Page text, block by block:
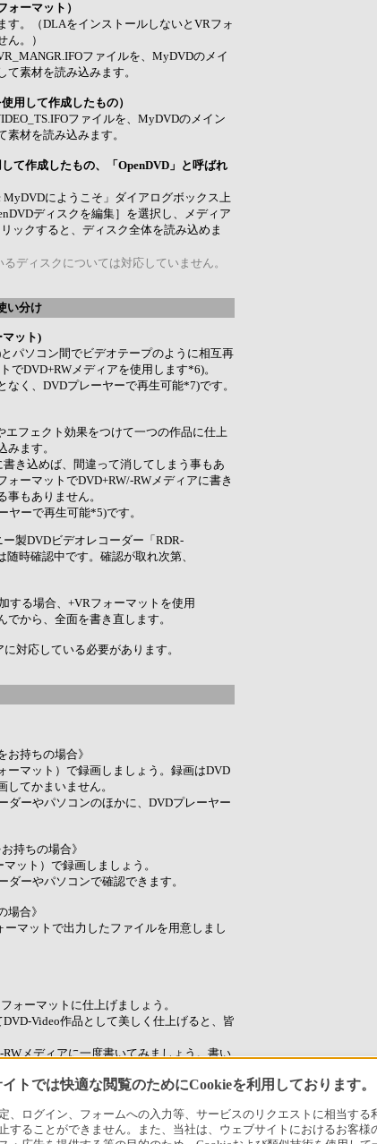
ーマット）
す。（DLAをインストールしないとVRフォ
。）
ファイルを、MyDVDのメイ
素材を読み込みます。
用して作成したもの）
ファイルを、MyDVDのメイン
材を読み込みます。
て作成したもの、「OpenDVD」と呼ばれ
にようこそ」ダイアログボックス上
ディスクを編集］を選択し、メディア
ックすると、ディスク全体を読み込めま
ディスクについては対応していません。
い分け
マット)
パソコン間でビデオテープのように相互再
でDVD+RWメディアを使用します*6)。
く、DVDプレーヤーで再生可能*7)です。
フェクト効果をつけて一つの作品に仕上
ます。
き込めば、間違って消してしまう事もあ
ーマットでDVD+RW/-RWメディアに書き
もありません。
ヤーで再生可能*5)です。
製DVDビデオレコーダー「RDR-
時確認中です。確認が取れ次第、
する場合、+VRフォーマットを使用
から、全面を書き直します。
対応している必要があります。
お持ちの場合》
ーマット）で録画しましょう。録画はDVD
てかまいません。
ダーやパソコンのほかに、DVDプレーヤー
持ちの場合》
ット）で録画しましょう。
ーやパソコンで確認できます。
場合》
マットで出力したファイルを用意しまし
ォーマットに仕上げましょう。
Video作品として美しく仕上げると、皆
メディアに一度書いてみましょう。書い
と意外な事に気がついたりします。
する場合にメディアを無駄にせず気軽に
DVD+R/-Rメディアに書きましょう。
う事もありません。
トでは快適な閲覧のためにCookieを利用しております。
、ログイン、フォームへの入力等、サービスのリクエストに相当す
することができません。また、当社は、ウェブサイトにおけるお客